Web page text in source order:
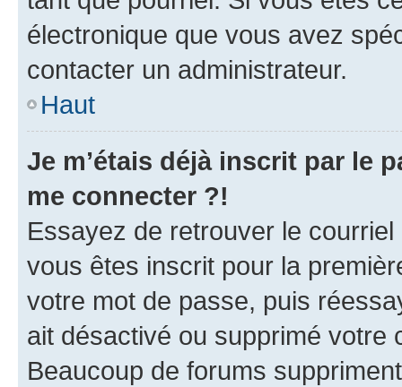
électronique que vous avez
contacter un administrateur.
Haut
Je m’étais déjà inscrit par le
me connecter ?!
Essayez de retrouver le
vous êtes inscrit pour la
votre mot de passe, puis
ait désactivé ou supprimé votre
Beaucoup de forums